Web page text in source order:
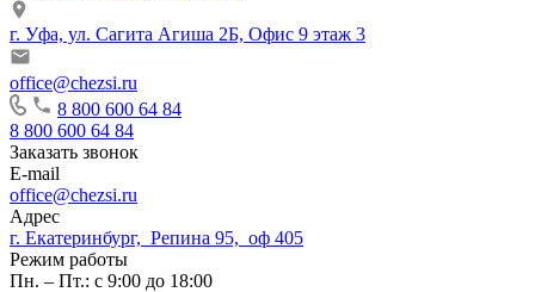
г. Уфа, ул. Сагита Агиша 2Б, Офис 9 этаж 3
office@chezsi.ru
8 800 600 64 84
8 800 600 64 84
Заказать звонок
E-mail
office@chezsi.ru
Адрес
г. Екатеринбург, Репина 95, оф 405
Режим работы
Пн. – Пт.: с 9:00 до 18:00